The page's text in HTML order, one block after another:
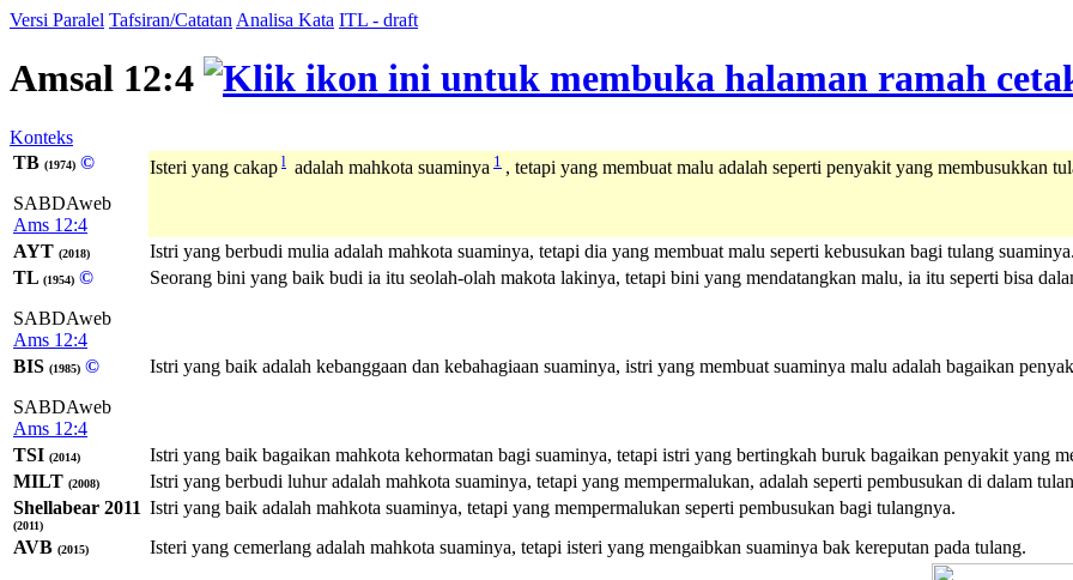
Versi Paralel Tafsiran/Catatan Analisa Kata ITL - draft
Amsal 12:4
Konteks
TB (1974) ©
SABDAweb
Ams 12:4
Isteri yang cakap l adalah mahkota suaminya 1 , tetapi yang membuat malu adalah seperti penyakit yang membusukkan
AYT (2018)
Istri yang berbudi mulia adalah mahkota suaminya, tetapi dia yang membuat malu seperti kebusukan bagi tulang suaminya.
TL (1954) ©
SABDAweb
Ams 12:4
Seorang bini yang baik budi ia itu seolah-olah makota lakinya, tetapi bini yang mendatangkan malu, ia itu seperti bisa
BIS (1985) ©
SABDAweb
Ams 12:4
Istri yang baik adalah kebanggaan dan kebahagiaan suaminya, istri yang membuat suaminya malu adalah bagaikan
TSI (2014)
Istri yang baik bagaikan mahkota kehormatan bagi suaminya, tetapi istri yang bertingkah buruk bagaikan penyakit yang
MILT (2008)
Istri yang berbudi luhur adalah mahkota suaminya, tetapi yang mempermalukan, adalah seperti pembusukan di dalam
Shellabear 2011
(2011)
Istri yang baik adalah mahkota suaminya, tetapi yang mempermalukan seperti pembusukan bagi tulangnya.
AVB (2015) Isteri yang cemerlang adalah mahkota suaminya, tetapi isteri yang mengaibkan suaminya bak kereputan pada tulang.